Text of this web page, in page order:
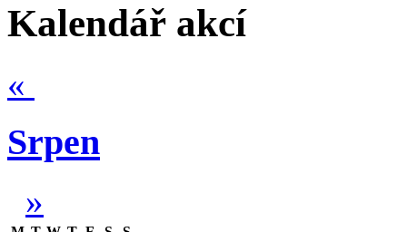
Kalendář akcí
«
Srpen
»